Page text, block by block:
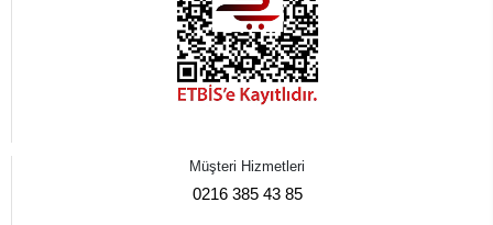
Müşteri Hizmetleri
0216 385 43 85